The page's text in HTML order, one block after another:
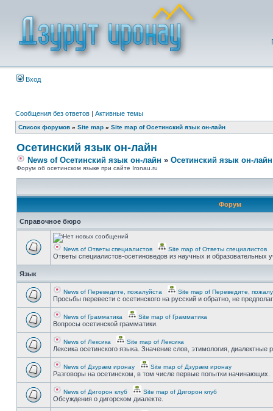
Вход
Сообщения без ответов | Активные темы
Список форумов » Site map » Site map of Осетинский язык он-лайн
Осетинский язык он-лайн
News of Осетинский язык он-лайн » Осетинский язык он-лайн
Форум об осетинском языке при сайте Ironau.ru
Форум
Справочное бюро
News of Ответы специалистов Site map of Ответы специалистов
Ответы специалистов-осетиноведов из научных и
Язык
News of Переведите, пожалуйста Site map of Переведите,
Просьбы перевести с осетинского на русский и обратно, не
News of Грамматика Site map of Грамматика
Вопросы осетинской грамматики.
News of Лексика Site map of Лексика
Лексика осетинского языка. Значение слов, этимология, диалектные
News of Дзурæм иронау Site map of Дзурæм иронау
Разговоры на осетинском, в том числе первые попытки начинающих.
News of Дигорон клуб Site map of Дигорон клуб
Обсуждения о дигорском диалекте.